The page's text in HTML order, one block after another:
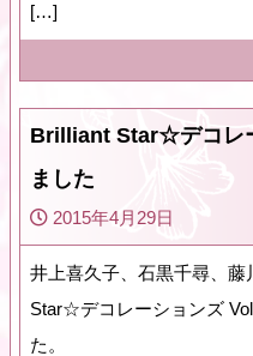
[…]
Brilliant Star☆デコレ
ました
2015年4月29日
井上喜久子、石黒千尋、藤
Star☆デコレーションズ
た。